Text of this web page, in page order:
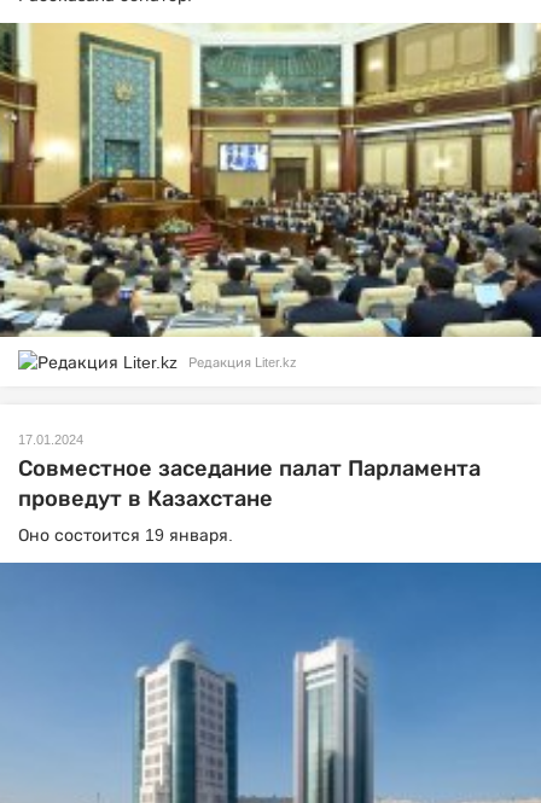
Редакция Liter.kz
17.01.2024
Совместное заседание палат Парламента
проведут в Казахстане
Оно состоится 19 января.